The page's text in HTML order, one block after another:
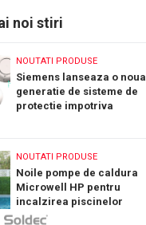
noi stiri
NOUTATI PRODUSE
Siemens lanseaza o noua
generatie de sisteme de
protectie impotriva
NOUTATI PRODUSE
Noile pompe de caldura
Microwell HP pentru
incalzirea piscinelor